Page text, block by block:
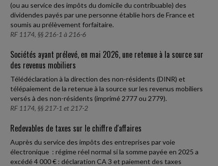
(ou au service des impôts du domicile du contribuable) des
dividendes payés par une personne établie hors de France et
soumis au prélèvement forfaitaire.
RF 1174, §§ 216-1 à 216-6
Sociétés ayant prélevé, en mai 2026, une retenue à la source sur
des revenus mobiliers
Télédéclaration à la direction des non-résidents (DINR) et
télépaiement de la retenue à la source sur les revenus mobiliers
versés à des non-résidents (imprimé 2777 ou 2779).
RF 1174, §§ 217-1 et 217-2
Redevables de taxes sur le chiffre d'affaires
Auprès du service des impôts des entreprises par voie
électronique : régime réel normal si la somme payée en 2025 a
excédé 4 000 € : déclaration CA 3 et paiement des taxes